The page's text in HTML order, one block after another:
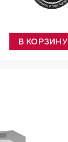
В КОРЗИНУ